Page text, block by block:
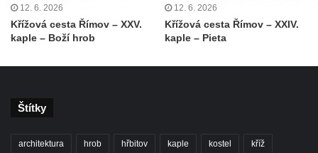
Kaple Panny Marie v Lahošti
Kaple svatého Jana Nepomuckého v
Kaple Andělů strážných (Fürleova kaple) v
12. 6. 2026
Křížová cesta Římov – XXV.
kaple – Boží hrob
12. 6. 2026
Křížová cesta Římov – XXIV.
kaple – Pieta
Štítky
architektura hrob hřbitov kaple kostel kříž